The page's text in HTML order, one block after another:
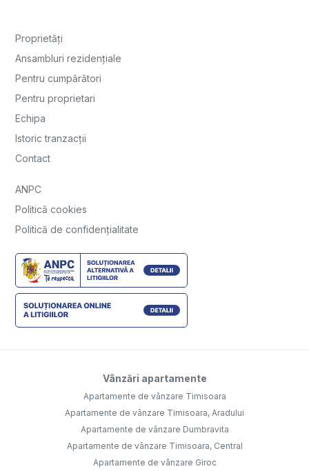
Proprietăți
Ansambluri rezidențiale
Pentru cumpărători
Pentru proprietari
Echipa
Istoric tranzacții
Contact
ANPC
Politică cookies
Politică de confidențialitate
Vânzări apartamente
Apartamente de vânzare Timisoara
Apartamente de vânzare Timisoara, Aradului
Apartamente de vânzare Dumbravita
Apartamente de vânzare Timisoara, Central
Apartamente de vânzare Giroc